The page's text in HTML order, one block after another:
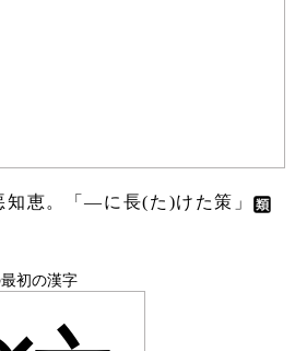
知恵。「―に長(た)けた策」
初の漢字